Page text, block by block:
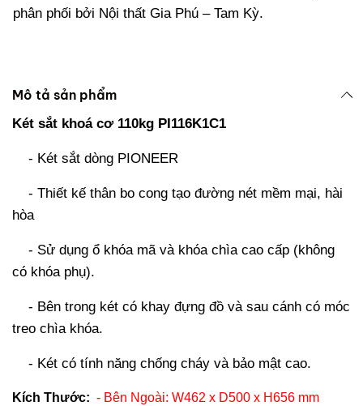
phân phối bởi Nội thất Gia Phú – Tam Kỳ.
Mô tả sản phẩm
Két sắt khoá cơ 110kg PI116K1C1
- Két sắt dòng PIONEER
- Thiết kế thân bo cong tạo đường nét mềm mại, hài
hòa
- Sử dụng ổ khóa mã và khóa chìa cao cấp (không
có khóa phụ).
- Bên trong két có khay đựng đồ và sau cánh có móc
treo chìa khóa.
- Két có tính năng chống cháy và bảo mật cao.
Kích Thước: - Bên Ngoài: W462 x D500 x H656 mm